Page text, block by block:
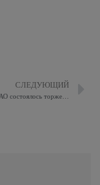
СЛЕДУЮЩИЙ
В УВД по ВАО состоялось торжественное мероприятие, посвящённое Дню защитника Отечества и наступающему Международному женскому дню 8 марта